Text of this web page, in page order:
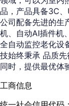
品，产品具备3C、
公司配备先进的生
机、自动AI插件机
全自动监控老化设
技始终秉承 品质
同时，提供最优体
工商信息